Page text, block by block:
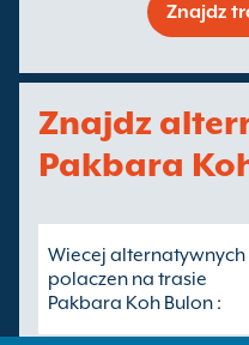
Znajdz
Znajdz
Pakbara
Wiecej alternatywnych
polaczen na trasie
Pakbara Koh Bulon :